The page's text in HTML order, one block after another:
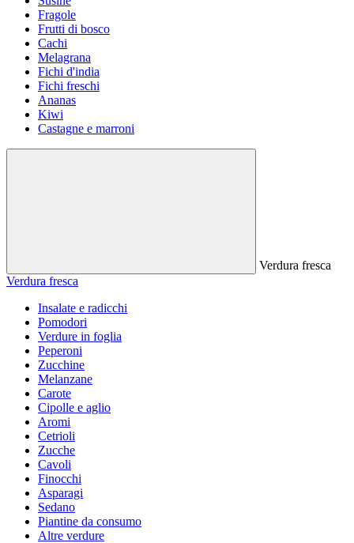
Fragole
Frutti di bosco
Cachi
Melagrana
Fichi d'india
Fichi freschi
Ananas
Kiwi
Castagne e marroni
Verdura fresca
Verdura fresca
Insalate e radicchi
Pomodori
Verdure in foglia
Peperoni
Zucchine
Melanzane
Carote
Cipolle e aglio
Aromi
Cetrioli
Zucche
Cavoli
Finocchi
Asparagi
Sedano
Piantine da consumo
Altre verdure